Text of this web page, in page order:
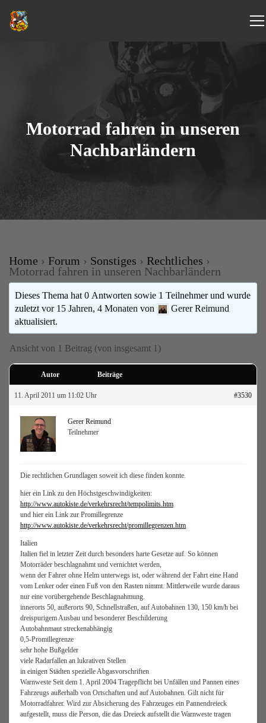
Motorrad fahren in unseren
Nachbarländern
Home › Forum › Sonstiges › Rechtliches ›
Motorrad fahren in unseren Nachbarländern
Dieses Thema hat 0 Antworten sowie 1 Teilnehmer und wurde
zuletztvor 15 Jahren, 4 Monaten von
Gerer Reimund
aktualisiert.
Ansicht von 1 Beitrag (von insgesamt 1)
Autor Beiträge
11. April 2011 um 11:02 Uhr #3530
Gerer Reimund
Teilnehmer
Die rechtlichen Grundlagen soweit ich diese finden konnte.
hier ein Link zu den Höchstgeschwindigkeiten:
http://www.autokiste.de/verkehrsrecht/tempolimits.htm
und hier ein Link zur Promillegrenze
http://www.autokiste.de/verkehrsrecht/promillegrenzen.htm
Italien
Italien fiel in letzter Zeit durch besonders harte Gesetze auf. So können
Motorräder beschlagnahmt und vernichtet werden,
wenn der Fahrer ohne Helm unterwegs ist, oder während der Fahrt eine Hand
vom Lenker oder einen Fuß von den Rasten nimmt. Mittlerweile wurde daraus
nur eine vorübergehende Beschlagnahmung.
innerorts 50, außerorts 90, Schnellstraßen, auf Autobahnen 130, 150 km/h bei
dreispurigem Ausbau und besonderer Beschilderung
Autobahnmaut streckenabhängig
0,5-Promillegrenze
sehr hohe Bußgelder
viele Radarfallen an lukrativen Stellen
in einigen Städten spezielle Abgasvorschriften
Warnweste Seit dem 1. April 2004 Tragepflicht bei Unfällen und Pannen eines
Fahrzeugs außerhalb von Ortschaften und auf Autobahnen. Gilt nicht für
Motorradfahrer. Wird zur Absicherung des Fahrzeuges ein Pannendreieck
aufgestellt, muss die Person, die das Dreieck aufstellt die Warnweste tragen